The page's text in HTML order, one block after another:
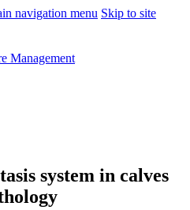
navigation menu Skip to site
Management
system in calves